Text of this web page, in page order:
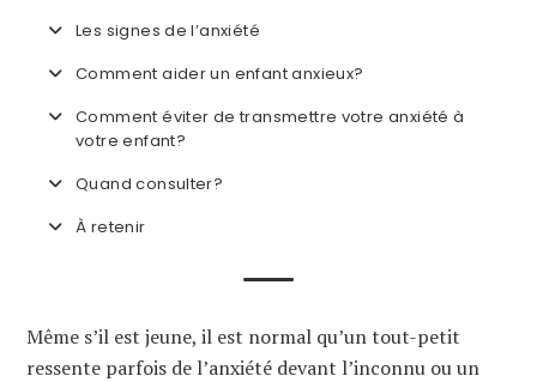
Les signes de l’anxiété
Comment aider un enfant anxieux?
Comment éviter de transmettre votre anxiété à
votre enfant?
Quand consulter?
À retenir
Même s’il est jeune, il est normal qu’un tout-petit
ressente parfois de l’anxiété devant l’inconnu ou un